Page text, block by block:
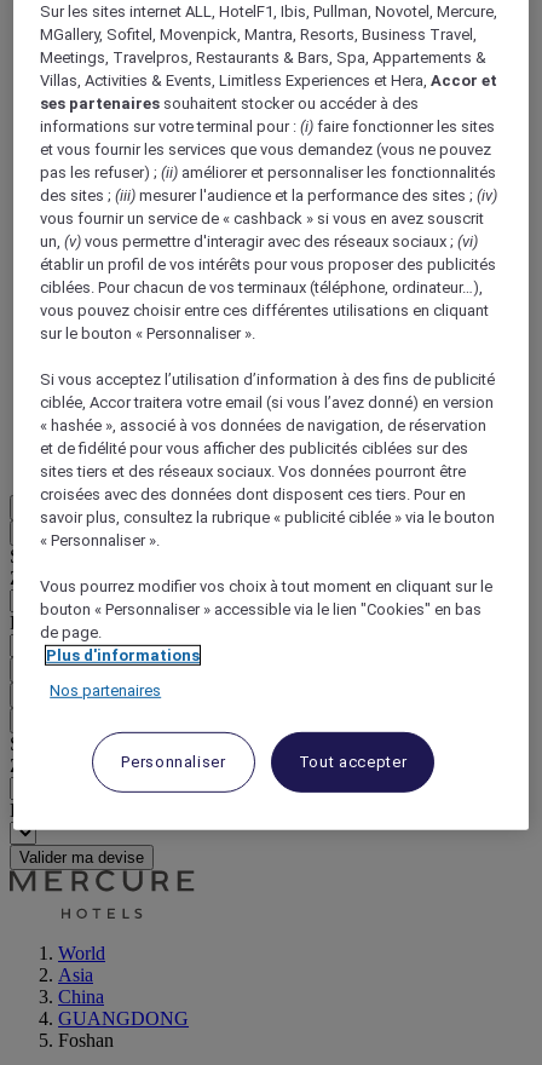
Découvrir le programme
Abonnements ALL Accor+
ALL Accor+ Voyager
+30 marques
DÉCOUVRIR
Plus
Retour
Sélectionnez votre zone et votre langue ci-dessous
Zone géographique
Pays/Région - Langue
Valider votre zone et votre langue
EUR (€)
Sélectionnez votre devise ci-dessous
Zone géographique
Devise
Valider ma devise
World
Asia
China
GUANGDONG
Foshan
Sur les sites internet ALL, HotelF1, Ibis, Pullman, Novotel, Mercure,
MGallery, Sofitel, Movenpick, Mantra, Resorts, Business Travel,
Meetings, Travelpros, Restaurants & Bars, Spa, Appartements &
Villas, Activities & Events, Limitless Experiences et Hera,Accor et
ses partenaires souhaitent stocker ou accéder à des
informations sur votre terminal pour :(i) faire fonctionner les sites
et vous fournir les services que vous demandez (vous ne pouvez
pas les refuser) ;(ii) améliorer et personnaliser les fonctionnalités
des sites ;(iii) mesurer l'audience et la performance des sites ;(iv)
vous fournir un service de « cashback » si vous en avez souscrit
un,(v) vous permettre d'interagir avec des réseaux sociaux ;(vi)
établir un profil de vos intérêts pour vous proposer des publicités
ciblées. Pour chacun de vos terminaux (téléphone, ordinateur…),
vous pouvez choisir entre ces différentes utilisations en cliquant
sur le bouton « Personnaliser ».
Si vous acceptez l’utilisation d’information à des fins de publicité
ciblée, Accor traitera votre email (si vous l’avez donné) en version
« hashée », associé à vos données de navigation, de réservation
et de fidélité pour vous afficher des publicités ciblées sur des
sites tiers et des réseaux sociaux. Vos données pourront être
croisées avec des données dont disposent ces tiers. Pour en
savoir plus, consultez la rubrique « publicité ciblée » via le bouton
« Personnaliser ».
Vous pourrez modifier vos choix à tout moment en cliquant sur le
bouton « Personnaliser » accessible via le lien "Cookies" en bas
de page.
Plus d'informations
Nos partenaires
Personnaliser Tout accepter